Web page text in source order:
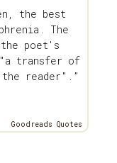
the best
The
the poet's
transfer of
the reader".”
Goodreads Quotes